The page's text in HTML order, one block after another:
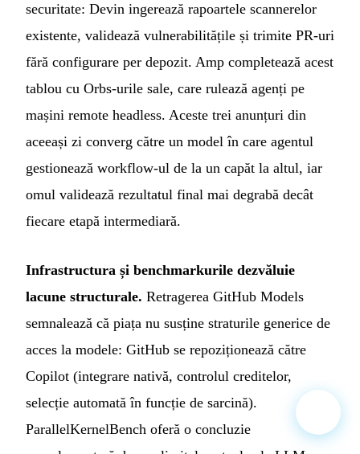
securitate: Devin ingerează rapoartele scannerelor
existente, validează vulnerabilitățile și trimite PR-uri
fără configurare per depozit. Amp completează acest
tablou cu Orbs-urile sale, care rulează agenți pe
mașini remote headless. Aceste trei anunțuri din
aceeași zi converg către un model în care agentul
gestionează workflow-ul de la un capăt la altul, iar
omul validează rezultatul final mai degrabă decât
fiecare etapă intermediară.
Infrastructura și benchmarkurile dezvăluie
lacune structurale. Retragerea GitHub Models
semnalează că piața nu susține straturile generice de
acces la modele: GitHub se repoziționează către
Copilot (integrare nativă, controlul creditelor,
selecție automată în funcție de sarcină).
ParallelKernelBench oferă o concluzie